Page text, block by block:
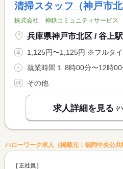
清掃スタッフ（神戸市北
株式会社 神鉄コミュニティサービス
兵庫県神戸市北区 / 谷上
1,125円〜1,125円 ※フルタイム求人の場合は月額（換算額
その他
求人詳細を見る (
ハローワーク求人（掲載元：福岡中央公共
正社員